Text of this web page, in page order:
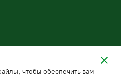
чтобы обеспечить вам